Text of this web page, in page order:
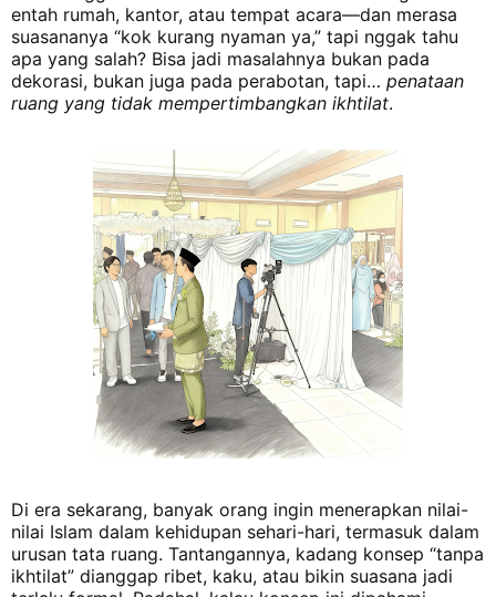
entah rumah, kantor, atau tempat acara—dan merasa
suasananya “kok kurang nyaman ya,” tapi nggak tahu
apa yang salah? Bisa jadi masalahnya bukan pada
dekorasi, bukan juga pada perabotan, tapi… penataan
ruang yang tidak mempertimbangkan ikhtilat.
Di era sekarang, banyak orang ingin menerapkan nilai-
nilai Islam dalam kehidupan sehari-hari, termasuk dalam
urusan tata ruang. Tantangannya, kadang konsep “tanpa
ikhtilat” dianggap ribet, kaku, atau bikin suasana jadi